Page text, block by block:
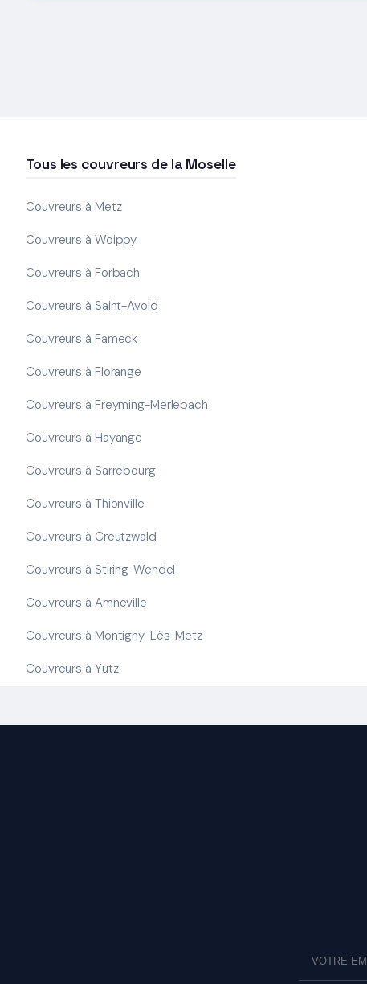
Tous les couvreurs de la Moselle
Couvreurs à Metz
Couvreurs à Woippy
Couvreurs à Forbach
Couvreurs à Saint-Avold
Couvreurs à Fameck
Couvreurs à Florange
Couvreurs à Freyming-Merlebach
Couvreurs à Hayange
Couvreurs à Sarrebourg
Couvreurs à Thionville
Couvreurs à Creutzwald
Couvreurs à Stiring-Wendel
Couvreurs à Amnéville
Couvreurs à Montigny-Lès-Metz
Couvreurs à Yutz